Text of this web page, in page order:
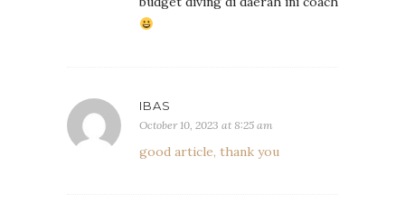
IBAS
October 10, 2023 at 8:25 am
good article, thank you